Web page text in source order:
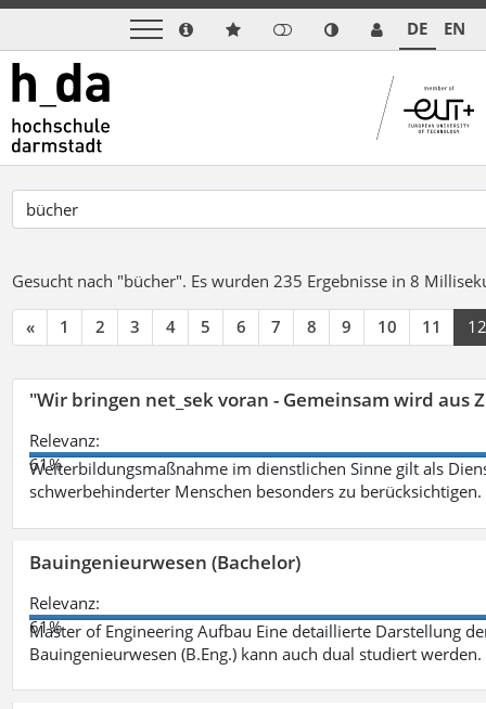
DE EN
Gesucht nach "bücher". Es wurden 235 Ergebnisse in 8
« 1 2 3 4 5 6 7 8 9 10 11 12
"Wir bringen net_sek voran - Gemeinsam wird aus
Relevanz:
61%
Weiterbildungsmaßnahme im dienstlichen Sinne gilt als
schwerbehinderter Menschen besonders zu berücksichtigen.
Bauingenieurwesen (Bachelor)
Relevanz:
61%
Master of Engineering Aufbau Eine detaillierte Darstellung
Bauingenieurwesen (B.Eng.) kann auch dual studiert